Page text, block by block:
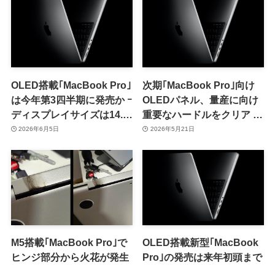
OLED搭載｢MacBook Pro｣
は今年第3四半期に発売か ｰ
ディスプレイサイズは14.3
インチと16.3インチとの情
2026年6月5日
次期｢MacBook Pro｣向け
OLEDパネル、量産に向け
重要なハードルをクリア ｰ
早ければ来月より量産出荷
2026年5月21日
M5搭載｢MacBook Pro｣で
ヒンジ部分から火花が発生
OLED搭載新型｢MacBook
Pro｣の発売は来年初頭まで